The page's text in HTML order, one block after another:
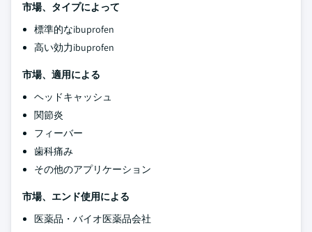
市場、タイプによって
標準的なibuprofen
高い効力ibuprofen
市場、適用による
ヘッドキャッシュ
関節炎
フィーバー
歯科痛み
その他のアプリケーション
市場、エンド使用による
医薬品・バイオ医薬品会社